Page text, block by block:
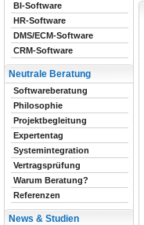
BI-Software
HR-Software
DMS/ECM-Software
CRM-Software
Neutrale Beratung
Softwareberatung
Philosophie
Projektbegleitung
Expertentag
Systemintegration
Vertragsprüfung
Warum Beratung?
Referenzen
News & Studien